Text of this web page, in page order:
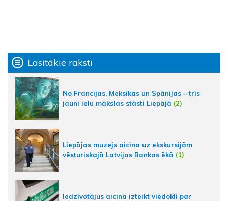
Lasītākie raksti
No Francijas, Meksikas un Spānijas – trīs
jauni ielu mākslas stāsti Liepājā (2)
Liepājas muzejs aicina uz ekskursijām
vēsturiskajā Latvijas Bankas ēkā (1)
Iedzīvotājus aicina izteikt viedokli par